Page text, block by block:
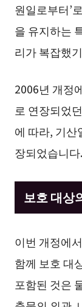
원일로부터’
을 유지하는
리가 복잡했
2006년 개정
로 연장되었
에 따라, 기산
장되었습니다.
보호 대상
이번 개정에
함께 보호 대
포함된 것은